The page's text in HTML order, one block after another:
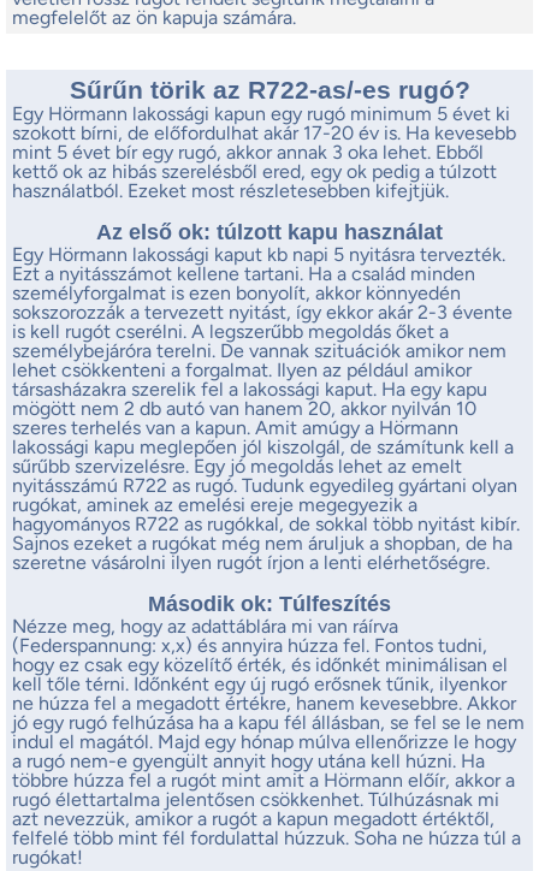
megfelelőt az ön kapuja számára.
Sűrűn törik az R722-as/-es rugó?
Egy Hörmann lakossági kapun egy rugó minimum 5 évet ki
szokott bírni, de előfordulhat akár 17-20 év is. Ha kevesebb
mint 5 évet bír egy rugó, akkor annak 3 oka lehet. Ebből
kettő ok az hibás szerelésből ered, egy ok pedig a túlzott
használatból. Ezeket most részletesebben kifejtjük.
Az első ok: túlzott kapu használat
Egy Hörmann lakossági kaput kb napi 5 nyitásra tervezték.
Ezt a nyitásszámot kellene tartani. Ha a család minden
személyforgalmat is ezen bonyolít, akkor könnyedén
sokszorozzák a tervezett nyitást, így ekkor akár 2-3 évente
is kell rugót cserélni. A legszerűbb megoldás őket a
személybejáróra terelni. De vannak szituációk amikor nem
lehet csökkenteni a forgalmat. Ilyen az például amikor
társasházakra szerelik fel a lakossági kaput. Ha egy kapu
mögött nem 2 db autó van hanem 20, akkor nyilván 10
szeres terhelés van a kapun. Amit amúgy a Hörmann
lakossági kapu meglepően jól kiszolgál, de számítunk kell a
sűrűbb szervizelésre. Egy jó megoldás lehet az emelt
nyitásszámú R722 as rugó. Tudunk egyedileg gyártani olyan
rugókat, aminek az emelési ereje megegyezik a
hagyományos R722 as rugókkal, de sokkal több nyitást kibír.
Sajnos ezeket a rugókat még nem áruljuk a shopban, de ha
szeretne vásárolni ilyen rugót írjon a lenti elérhetőségre.
Második ok: Túlfeszítés
Nézze meg, hogy az adattáblára mi van ráírva
(Federspannung: x,x) és annyira húzza fel. Fontos tudni,
hogy ez csak egy közelítő érték, és időnkét minimálisan el
kell tőle térni. Időnként egy új rugó erősnek tűnik, ilyenkor
ne húzza fel a megadott értékre, hanem kevesebbre. Akkor
jó egy rugó felhúzása ha a kapu fél állásban, se fel se le nem
indul el magától. Majd egy hónap múlva ellenőrizze le hogy
a rugó nem-e gyengült annyit hogy utána kell húzni. Ha
többre húzza fel a rugót mint amit a Hörmann előír, akkor a
rugó élettartalma jelentősen csökkenhet. Túlhúzásnak mi
azt nevezzük, amikor a rugót a kapun megadott értéktől,
felfelé több mint fél fordulattal húzzuk. Soha ne húzza túl a
rugókat!